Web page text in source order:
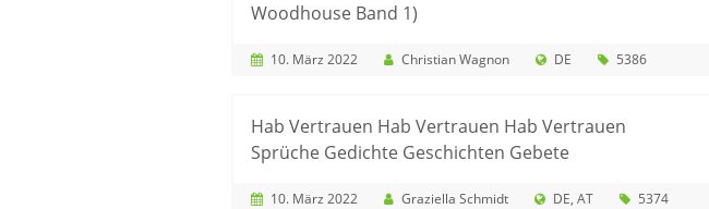
Woodhouse Band 1)
10. März 2022 Christian Wagnon DE 5386
Hab Vertrauen Hab Vertrauen Hab Vertrauen
Sprüche Gedichte Geschichten Gebete
10. März 2022 Graziella Schmidt DE AT 5374